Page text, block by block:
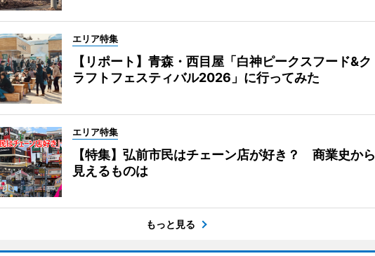
エリア特集
【リポート】青森・西目屋「白神ピークスフード&ク
ラフトフェスティバル2026」に行ってみた
エリア特集
【特集】弘前市民はチェーン店が好き？ 商業史から
見えるものは
もっと見る